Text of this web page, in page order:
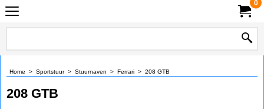
0
Home > Sportstuur> Stuurnaven > Ferrari > 208 GTB
208 GTB